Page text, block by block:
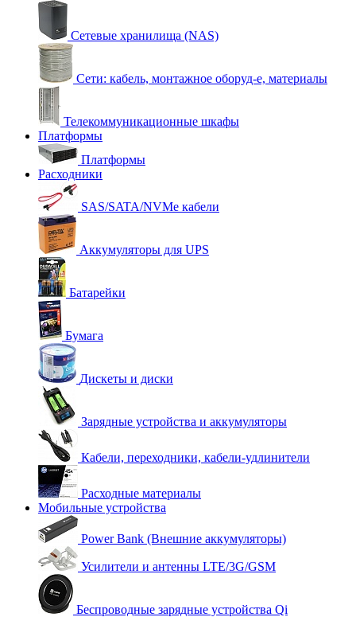
Сетевые хранилища (NAS)
Сети: кабель, монтажное оборуд-е, материалы
Телекоммуникационные шкафы
Платформы
Платформы
Расходники
SAS/SATA/NVMe кабели
Аккумуляторы для UPS
Батарейки
Бумага
Дискеты и диски
Зарядные устройства и аккумуляторы
Кабели, переходники, кабели-удлинители
Расходные материалы
Мобильные устройства
Power Bank (Внешние аккумуляторы)
Усилители и антенны LTE/3G/GSM
Беспроводные зарядные устройства Qi